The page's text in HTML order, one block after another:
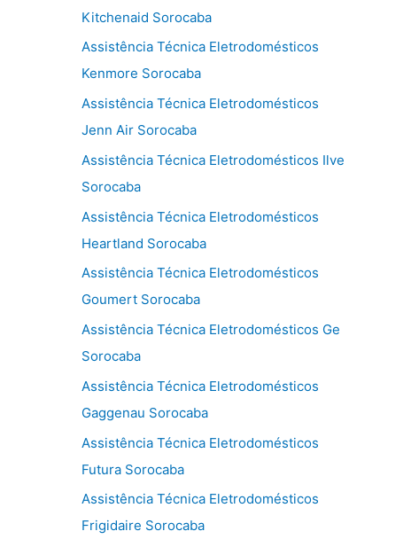
Kitchenaid Sorocaba
Assistência Técnica Eletrodomésticos
Kenmore Sorocaba
Assistência Técnica Eletrodomésticos
Jenn Air Sorocaba
Assistência Técnica Eletrodomésticos Ilve
Sorocaba
Assistência Técnica Eletrodomésticos
Heartland Sorocaba
Assistência Técnica Eletrodomésticos
Goumert Sorocaba
Assistência Técnica Eletrodomésticos Ge
Sorocaba
Assistência Técnica Eletrodomésticos
Gaggenau Sorocaba
Assistência Técnica Eletrodomésticos
Futura Sorocaba
Assistência Técnica Eletrodomésticos
Frigidaire Sorocaba